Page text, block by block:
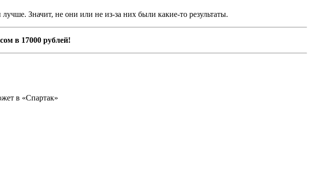
Значит, не они или не из-за них были какие-то результаты.
в 17000 рублей!
в «Спартак»